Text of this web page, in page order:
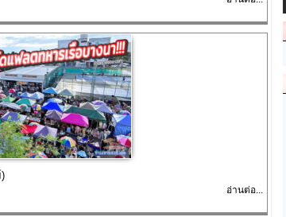
อ่านต่อ...